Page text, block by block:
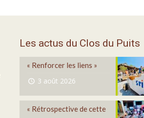
Les actus du Clos du Puits
« Renforcer les liens »
3 août 2026
« Rétrospective de cette